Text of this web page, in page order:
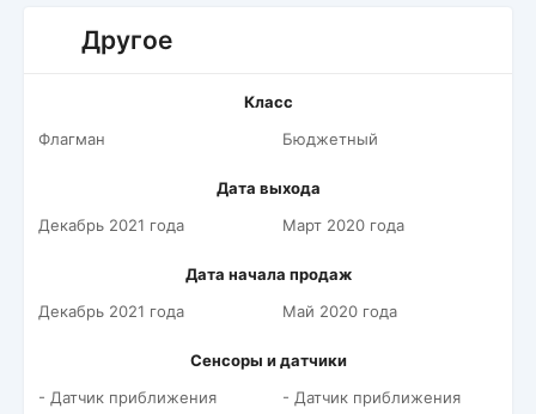
Другое
Класс
Флагман
Бюджетный
Дата выхода
Декабрь 2021 года
Март 2020 года
Дата начала продаж
Декабрь 2021 года
Май 2020 года
Сенсоры и датчики
- Датчик приближения
- Датчик приближения